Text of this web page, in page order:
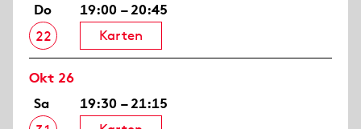
Do
22
19:00 – 20:45
Karten
Okt 26
Sa
19:30 – 21:15